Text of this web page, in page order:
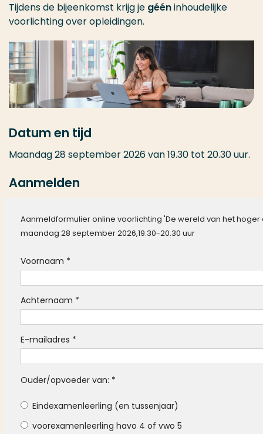
Tijdens de bijeenkomst krijg je gééninhoudelijke
voorlichting over opleidingen.
Datum en tijd
Maandag 28 september 2026 van 19.30 tot 20.30 uur.
Aanmelden
Aanmeldformulier online voorlichting 'De wereld van het hoger
maandag 28 september 2026,19.30-20.30 uur
Voornaam *
Achternaam *
E-mailadres *
Ouder/opvoeder van: *
Eindexamenleerling (en tussenjaar)
voorexamenleerling havo 4 of vwo 5